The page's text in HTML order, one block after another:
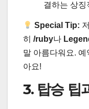
결하는 상징
Special Tip:
히 /ruby나
말 아름다워요.
아요!
3. 탑승 팁